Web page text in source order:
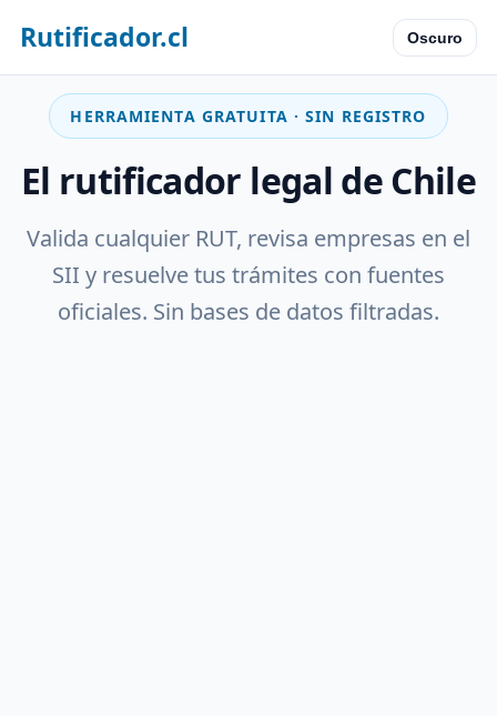
Rutificador.cl Oscuro
HERRAMIENTA GRATUITA · SIN REGISTRO
El rutificador legal de Chile
Valida cualquier RUT, revisa empresas en el
SII y resuelve tus trámites con fuentes
oficiales. Sin bases de datos filtradas.